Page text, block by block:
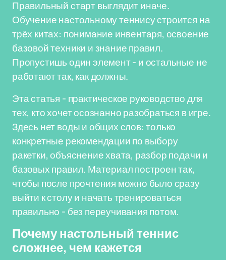
Правильный старт выглядит иначе.
Обучение настольному теннису строится на
трёх китах: понимание инвентаря, освоение
базовой техники и знание правил.
Пропустишь один элемент - и остальные не
работают так, как должны.
Эта статья - практическое руководство для
тех, кто хочет осознанно разобраться в игре.
Здесь нет воды и общих слов: только
конкретные рекомендации по выбору
ракетки, объяснение хвата, разбор подачи и
базовых правил. Материал построен так,
чтобы после прочтения можно было сразу
выйти к столу и начать тренироваться
правильно - без переучивания потом.
Почему настольный теннис
сложнее, чем кажется